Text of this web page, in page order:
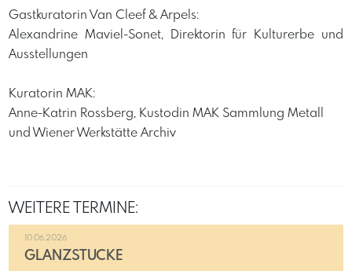
​Gastkuratorin Van Cleef & Arpels:
​Alexandrine Maviel-Sonet, Direktorin für Kulturerbe und
Ausstellungen
Kuratorin MAK:
Anne-Katrin Rossberg, Kustodin MAK Sammlung Metall
und Wiener Werkstätte Archiv
WEITERE TERMINE:
10.06.2026
GLANZSTÜCKE